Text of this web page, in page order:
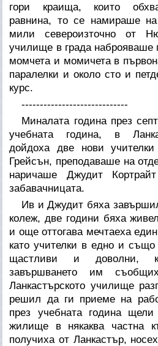
гори краища, които
равнина, то се намираше
мили североизточно от
училище в града наброяваше
момчета и момичета в
паралелки и около сто и
курс.
-----------------------------
Миналата година през
учебната година, в
дойдоха две нови
Грейсън, преподаваше на
наричаше Джудит
забавачницата.
Ив и Джудит бяха
колеж, две години бяха
и още оттогава мечтаеха
като учителки в едно и
щастливи и доволни,
завършването им
Ланкастърското училище
решил да ги приеме на
през учебната година
жилище в някаква частна
получиха от Ланкастър,